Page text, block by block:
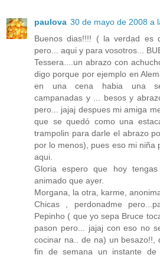
paulova 30 de mayo de 2008 a
Buenos dias!!!! ( la verdad es
pero... aqui y para vosotros...
Tessera....un abrazo con
digo porque por ejemplo en
en una cena habia una
campanadas y ... besos y
pero... jajaj despues mi amiga
que se quedó como una
trampolin para darle el abrazo
por lo menos), pues eso mi niña
aqui.
Gloria espero que hoy
animado que ayer.
Morgana, la otra, karme,
Chicas , perdonadme
Pepinho ( que yo sepa Bruce
pason pero... jajaj con eso no
cocinar na.. de na) un besazo!!,
fin de semana un instante